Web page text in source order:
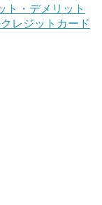
ト・デメリット
レジットカード